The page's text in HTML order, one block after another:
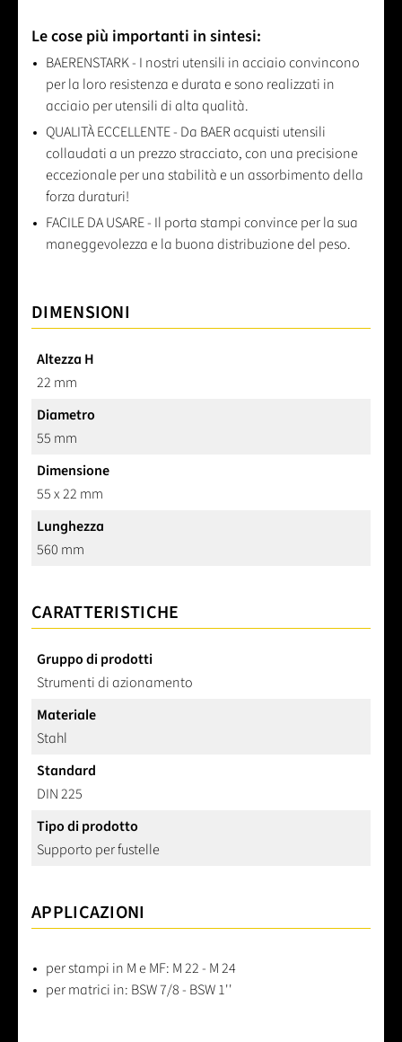
Le cose più importanti in sintesi:
BAERENSTARK - I nostri utensili in acciaio convincono
per la loro resistenza e durata e sono realizzati in
acciaio per utensili di alta qualità.
QUALITÀ ECCELLENTE - Da BAER acquisti utensili
collaudati a un prezzo stracciato, con una precisione
eccezionale per una stabilità e un assorbimento della
forza duraturi!
FACILE DA USARE - Il porta stampi convince per la sua
maneggevolezza e la buona distribuzione del peso.
DIMENSIONI
Altezza H
22 mm
Diametro
55 mm
Dimensione
55 x 22 mm
Lunghezza
560 mm
CARATTERISTICHE
Gruppo di prodotti
Strumenti di azionamento
Materiale
Stahl
Standard
DIN 225
Tipo di prodotto
Supporto per fustelle
APPLICAZIONI
per stampi in M e MF: M 22 - M 24
per matrici in: BSW 7/8 - BSW 1''